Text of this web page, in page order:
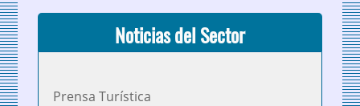
Noticias del Sector
Prensa Turística